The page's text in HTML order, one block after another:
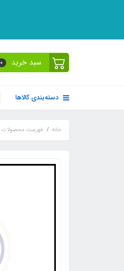
سبد خرید 0
دسته‌بندی کالاها
خانه فهرست محصولات